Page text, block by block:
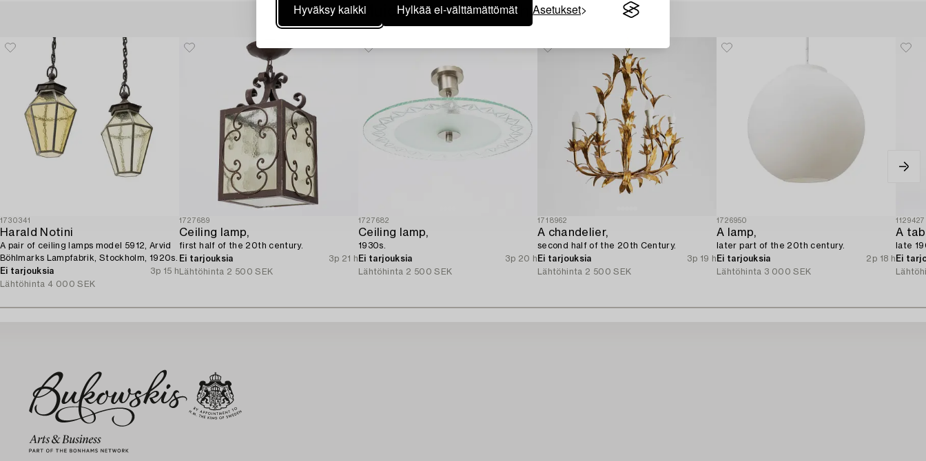
Hyväksy kaikki Hylkää ei-välttämättömät Asetukset
Muiden katsomia kohteita
1730341
Harald Notini
A pair of ceiling lamps model 5912, Arvid
Böhlmarks Lampfabrik, Stockholm, 1920s.
Ei tarjouksia
3p 15 h
Lähtöhinta 4 000 SEK
1727689
Ceiling lamp,
first half of the 20th century.
Ei tarjouksia
3p 21 h
Lähtöhinta 2 500 SEK
1727682
Ceiling lamp,
1930s.
Ei tarjouksia
3p 20 h
Lähtöhinta 2 500 SEK
1718962
A chandelier,
second half of the 20th Century.
Ei tarjouksia
3p 19 h
Lähtöhinta 2 500 SEK
1726950
A lamp,
later part of the 20th century.
Ei tarjouksia
2p 18 h
Lähtöhinta 3 000 SEK
1129427
A
late
Ei